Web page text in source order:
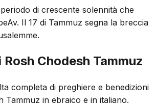
di crescente solennità che
Il 17 di Tammuz segna la breccia
Rosh Chodesh Tammuz
completa di preghiere e benedizioni
Tammuz in ebraico e in italiano.